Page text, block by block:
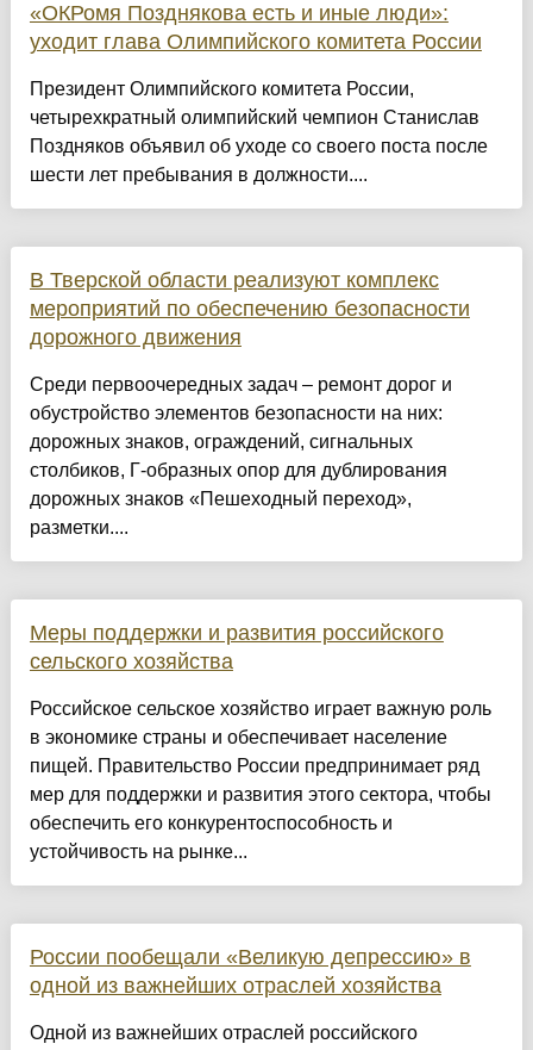
«ОКРомя Позднякова есть и иные люди»:
уходит глава Олимпийского комитета России
Президент Олимпийского комитета России,
четырехкратный олимпийский чемпион Станислав
Поздняков объявил об уходе со своего поста после
шести лет пребывания в должности....
В Тверской области реализуют комплекс
мероприятий по обеспечению безопасности
дорожного движения
Среди первоочередных задач – ремонт дорог и
обустройство элементов безопасности на них:
дорожных знаков, ограждений, сигнальных
столбиков, Г-образных опор для дублирования
дорожных знаков «Пешеходный переход»,
разметки....
Меры поддержки и развития российского
сельского хозяйства
Российское сельское хозяйство играет важную роль
в экономике страны и обеспечивает население
пищей. Правительство России предпринимает ряд
мер для поддержки и развития этого сектора, чтобы
обеспечить его конкурентоспособность и
устойчивость на рынке...
России пообещали «Великую депрессию» в
одной из важнейших отраслей хозяйства
Одной из важнейших отраслей российского